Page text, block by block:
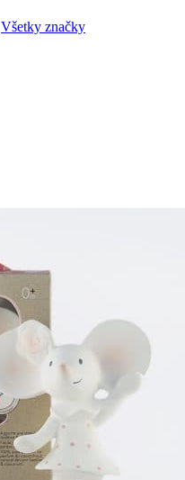
Všetky značky